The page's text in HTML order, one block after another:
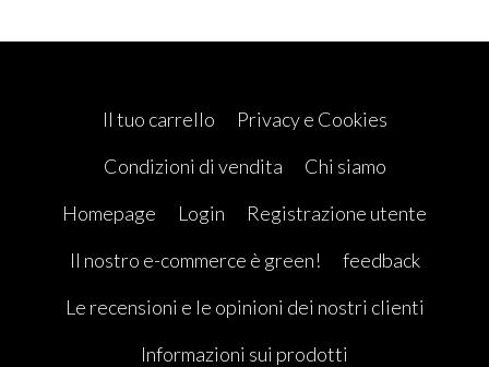
Il tuo carrello
Privacy e Cookies
Condizioni di vendita
Chi siamo
Homepage
Login
Registrazione utente
Il nostro e-commerce è green!
feedback
Le recensioni e le opinioni dei nostri clienti
Informazioni sui prodotti